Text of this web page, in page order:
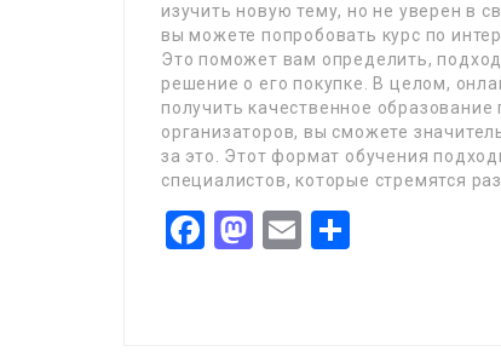
изучить новую тему, но не уверен в
вы можете попробовать курс по
Это поможет вам определить,
решение о его покупке. В целом,
получить качественное
организаторов, вы сможете
за это. Этот формат обучения
специалистов, которые стремятся
Facebook
Mastodon
Email